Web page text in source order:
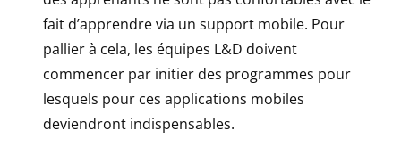
fait d’apprendre via un support mobile. Pour
pallier à cela, les équipes L&D doivent
commencer par initier des programmes pour
lesquels pour ces applications mobiles
deviendront indispensables.